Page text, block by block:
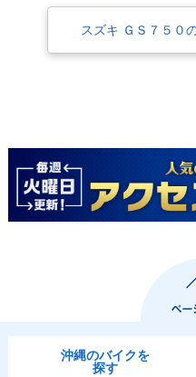
スズキ ＧＳ７５０
沖縄のバイクを
探す